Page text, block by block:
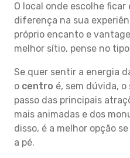
O local onde escolhe
diferença na sua
próprio encanto e
melhor sítio, pense no
Se quer sentir a energia
o centro é, sem dúvida, o
passo das principais
mais animadas e dos
disso, é a melhor opção
a pé.